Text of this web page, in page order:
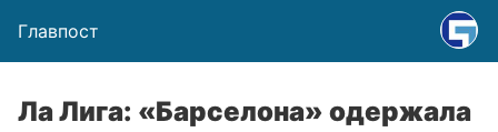
Главпост
Ла Лига: «Барселона» одержала